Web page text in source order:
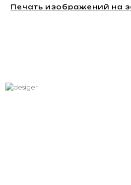
Печать изображений на